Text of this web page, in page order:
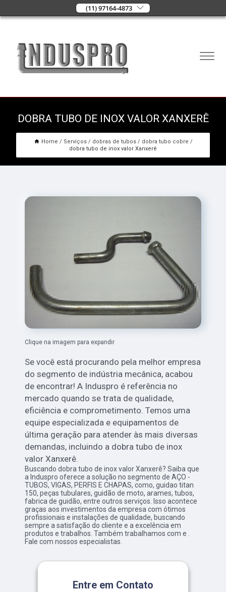
(11) 97164-4873
DOBRA TUBO DE INOX VALOR XANXERÊ
Home Serviços dobras de tubos
dobra tubo cobre
dobra tubo de inox valor Xanxerê
Clique na imagem para expandir
Se você está procurando pela melhor empresa
do segmento de indústria mecânica, acabou
de encontrar! A Induspro é referência no
mercado quando se trata de qualidade,
eficiência e comprometimento. Temos uma
equipe especializada e equipamentos de
última geração para atender às mais diversas
demandas, incluindo a dobra tubo de inox
valor Xanxerê.
Buscando dobra tubo de inox valor Xanxerê? Saiba que
a Induspro oferece a solução no segmento de AÇO -
TUBOS, VIGAS, PERFIS E CHAPAS, como, guidao titan
150, peças tubulares, guidão de moto, arames, tubos,
fabrica de guidão, entre outros serviços. Isso acontece
graças aos investimentos da empresa com ótimos
profissionais e instalações de qualidade, buscando
sempre a satisfação do cliente e a excelência em
produtos e trabalhos. Também trabalhamos com e .
Fale com nossos especialistas.
Entre em Contato